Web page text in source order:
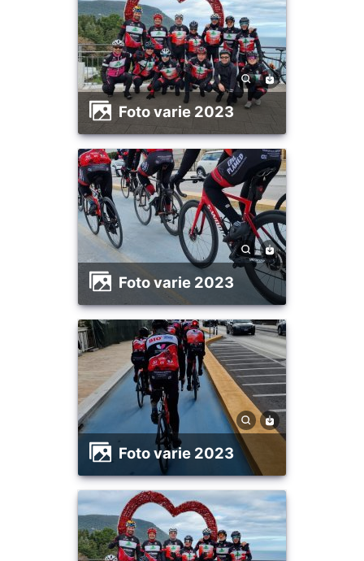
foto varie 2023
foto varie 2023
foto varie 2023